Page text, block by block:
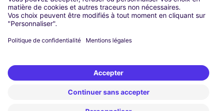
Turin
Vienne
Berlin
Düsseldorf